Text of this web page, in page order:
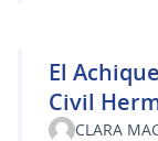
El
Civil
CLARA